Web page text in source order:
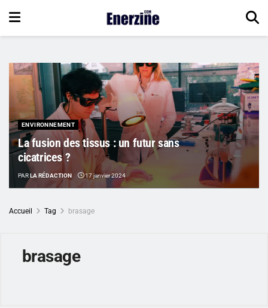
ENVIRONNEMENT
La fusion des tissus : un futur sans
cicatrices ?
PARLA RÉDACTION 17 janvier 2024
Accueil Tag brasage
brasage